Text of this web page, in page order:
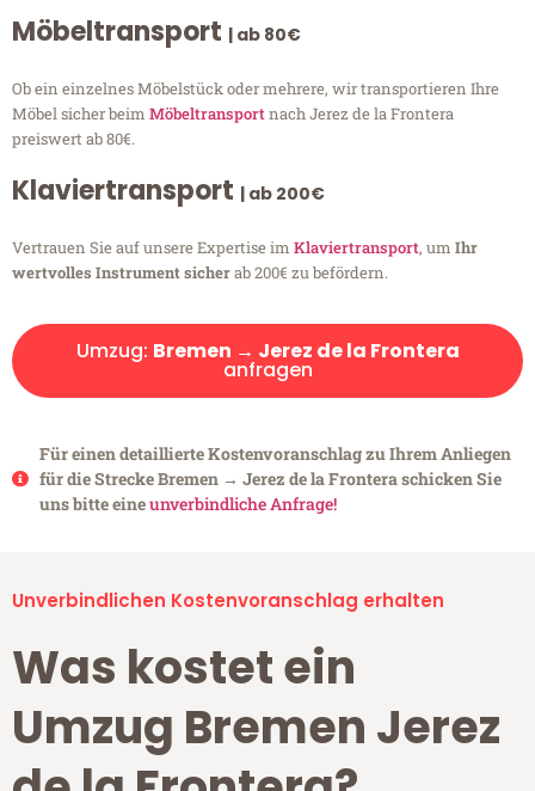
Möbeltransport | ab 80€
Ob ein einzelnes Möbelstück oder mehrere, wir transportieren Ihre
Möbel sicher beim Möbeltransportnach Jerez de la Frontera
preiswert ab 80€.
Klaviertransport | ab 200€
Vertrauen Sie auf unsere Expertise im Klaviertransport, um Ihr
wertvolles Instrument sicherab 200€ zu befördern.
Umzug: Bremen → Jerez de la Frontera
anfragen
Für einen detaillierte Kostenvoranschlag zu Ihrem Anliegen
für die Strecke Bremen → Jerez de la Frontera schicken Sie
uns bitte eineunverbindliche Anfrage!
Unverbindlichen Kostenvoranschlag erhalten
Was kostet ein
Umzug Bremen Jerez